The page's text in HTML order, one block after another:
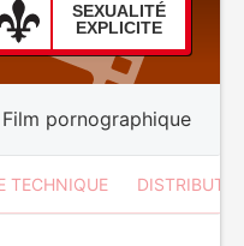
SEXUALITÉ
EXPLICITE
Film pornographique
TECHNIQUE